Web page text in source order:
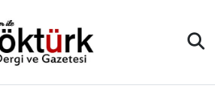
Durumu